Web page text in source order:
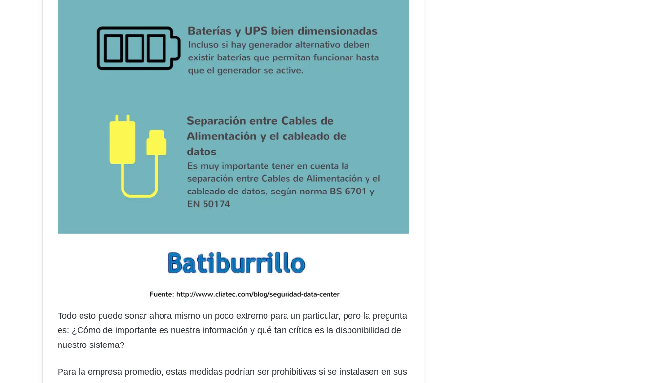
Todo esto puede sonar ahora mismo un poco extremo para un particular, pero la pregunta
es: ¿Cómo de importante es nuestra información y qué tan crítica es la disponibilidad de
nuestro sistema?
Para la empresa promedio, estas medidas podrían ser prohibitivas si se instalasen en sus